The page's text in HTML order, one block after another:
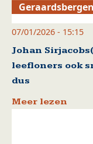
Geraardsbergen
07/01/2026 - 15:15
Johan
leefloners ook
dus
Meer lezen